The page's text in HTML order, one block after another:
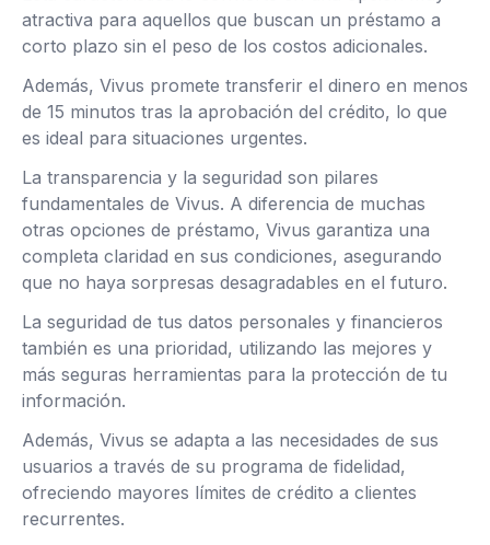
atractiva para aquellos que buscan un préstamo a
corto plazo sin el peso de los costos adicionales.
Además, Vivus promete transferir el dinero en menos
de 15 minutos tras la aprobación del crédito, lo que
es ideal para situaciones urgentes.
La transparencia y la seguridad son pilares
fundamentales de Vivus. A diferencia de muchas
otras opciones de préstamo, Vivus garantiza una
completa claridad en sus condiciones, asegurando
que no haya sorpresas desagradables en el futuro.
La seguridad de tus datos personales y financieros
también es una prioridad, utilizando las mejores y
más seguras herramientas para la protección de tu
información.
Además, Vivus se adapta a las necesidades de sus
usuarios a través de su programa de fidelidad,
ofreciendo mayores límites de crédito a clientes
recurrentes.